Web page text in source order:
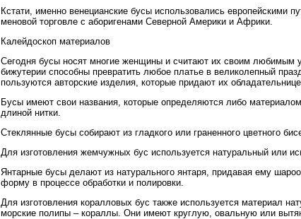
Кстати, именно венецианские бусы использовались европейскими
меновой торговле с аборигенами Северной Америки и Африки.
Калейдоскоп материалов
Сегодня бусы носят многие женщины и считают их своим любимым
бижутерии способны превратить любое платье в великолепный
пользуются авторские изделия, которые придают их
Бусы имеют свои названия, которые определяются либо
длиной нитки.
Стеклянные бусы собирают из гладкого или граненного цветного
Для изготовления жемчужных бус используется натуральный или
Янтарные бусы делают из натурального янтаря, придавая ему
форму в процессе обработки и полировки.
Для изготовления коралловых бус также используется материал
морские полипы – кораллы. Они имеют круглую, овальную или